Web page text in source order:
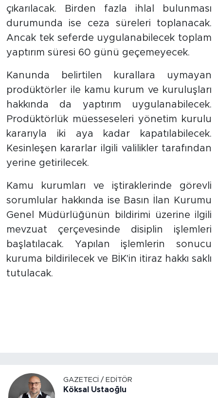
çıkarılacak. Birden fazla ihlal bulunması
durumunda ise ceza süreleri toplanacak.
Ancak tek seferde uygulanabilecek toplam
yaptırım süresi 60 günü geçemeyecek.
Kanunda belirtilen kurallara uymayan
prodüktörler ile kamu kurum ve kuruluşları
hakkında da yaptırım uygulanabilecek.
Prodüktörlük müesseseleri yönetim kurulu
kararıyla iki aya kadar kapatılabilecek.
Kesinleşen kararlar ilgili valilikler tarafından
yerine getirilecek.
Kamu kurumları ve iştiraklerinde görevli
sorumlular hakkında ise Basın İlan Kurumu
Genel Müdürlüğünün bildirimi üzerine ilgili
mevzuat çerçevesinde disiplin işlemleri
başlatılacak. Yapılan işlemlerin sonucu
kuruma bildirilecek ve BİK'in itiraz hakkı saklı
tutulacak.
GAZETECI / EDITÖR
Köksal Ustaoğlu